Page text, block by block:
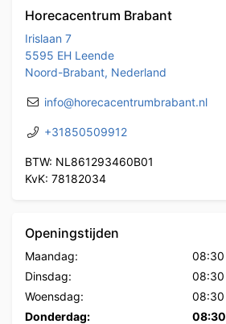
Horecacentrum Brabant
Irislaan 7
5595 EH Leende
Noord-Brabant, Nederland
info@horecacentrumbrabant.nl
+31850509912
BTW: NL861293460B01
KvK: 78182034
Openingstijden
Maandag: 08:30
Dinsdag:
08:30
Woensdag:
08:30
Donderdag:
08:30